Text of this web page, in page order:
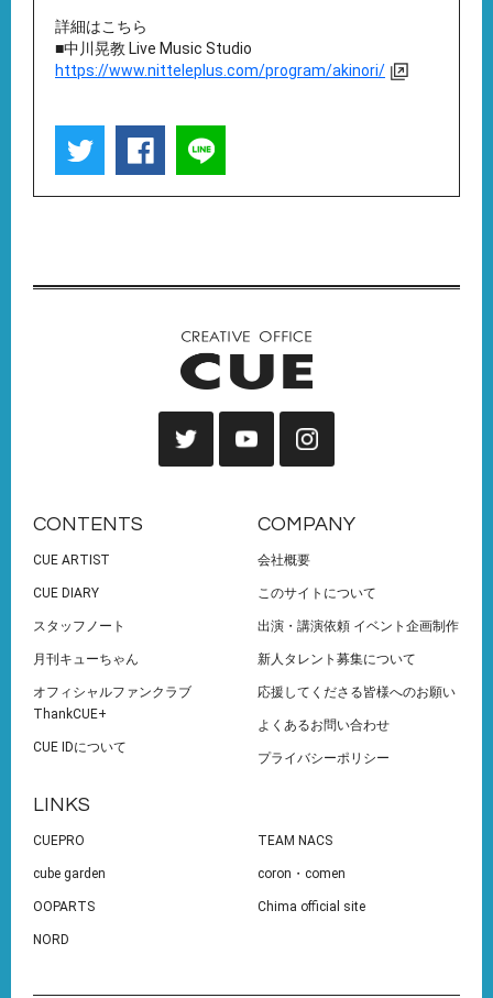
詳細はこちら
■中川晃教 Live Music Studio
https://www.nitteleplus.com/program/akinori/
CONTENTS
CUE ARTIST
CUE DIARY
スタッフノート
月刊キューちゃん
オフィシャルファンクラブ
ThankCUE+
CUE IDについて
COMPANY
会社概要
このサイトについて
出演・講演依頼 イベント企画制作
新人タレント募集について
応援してくださる皆様へのお願い
よくあるお問い合わせ
プライバシーポリシー
LINKS
CUEPRO TEAM NACS
cube garden coron・comen
OOPARTS Chima official site
NORD